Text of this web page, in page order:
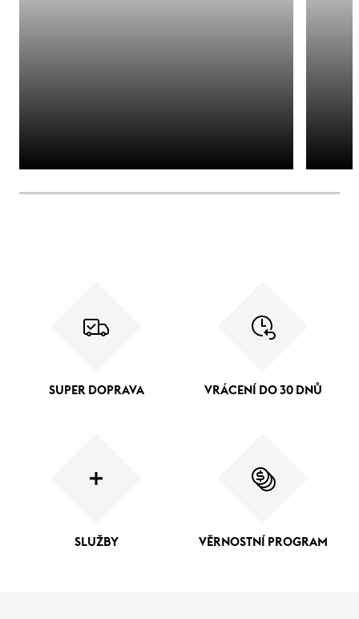
SUPER DOPRAVA VRÁCENÍ DO 30 DNŮ
SLUŽBY VĚRNOSTNÍ PROGRAM